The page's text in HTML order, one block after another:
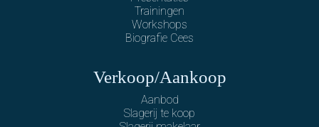
Trainingen
Workshops
Biografie Cees
Verkoop/Aankoop
Aanbod
Slagerij te koop